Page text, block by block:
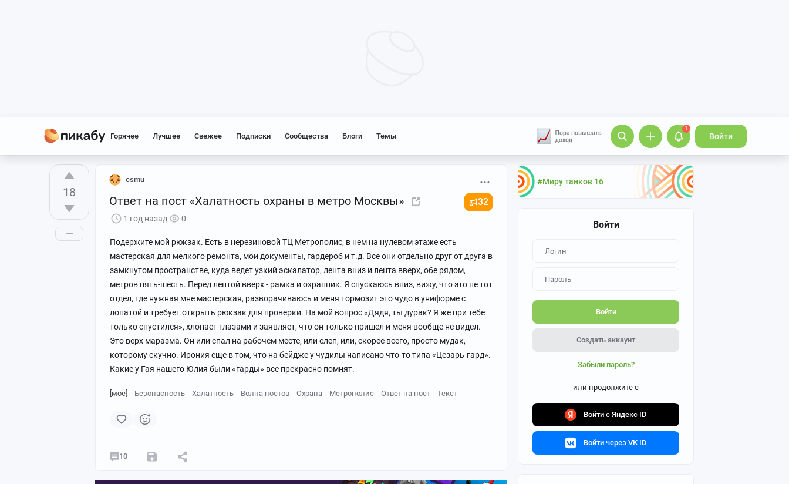
Горячее Лучшее Свежее Подписки Сообщества Блоги Темы
1
Войти
#Миру танков 16
Войти
Войти
Создать аккаунт
Забыли пароль?
или продолжите с
Войти с Яндекс ID
Войти через VK ID
18
csmu
Ответ на пост «Халатность охраны в метро Москвы» 32
1 год назад 0
Подержите мой рюкзак. Есть в нерезиновой ТЦ Метрополис, в нем на нулевом этаже есть
мастерская для мелкого ремонта, мои документы, гардероб и т.д. Все они отдельно друг от друга в
замкнутом пространстве, куда ведет узкий эскалатор, лента вниз и лента вверх, обе рядом,
метров пять-шесть. Перед лентой вверх - рамка и охранник. Я спускаюсь вниз, вижу, что это не тот
отдел, где нужная мне мастерская, разворачиваюсь и меня тормозит это чудо в униформе с
лопатой и требует открыть рюкзак для проверки. На мой вопрос «Дядя, ты дурак? Я же при тебе
только спустился», хлопает глазами и заявляет, что он только пришел и меня вообще не видел.
Это верх маразма. Он или спал на рабочем месте, или слеп, или, скорее всего, просто мудак,
которому скучно. Ирония еще в том, что на бейдже у чудилы написано что-то типа «Цезарь-гард».
Какие у Гая нашего Юлия были «гарды» все прекрасно помнят.
[моё] Безопасность Халатность Волна постов Охрана Метрополис Ответ на пост Текст
10